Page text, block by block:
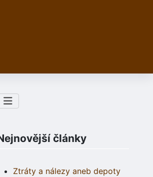
články
Ztráty a nálezy aneb depoty